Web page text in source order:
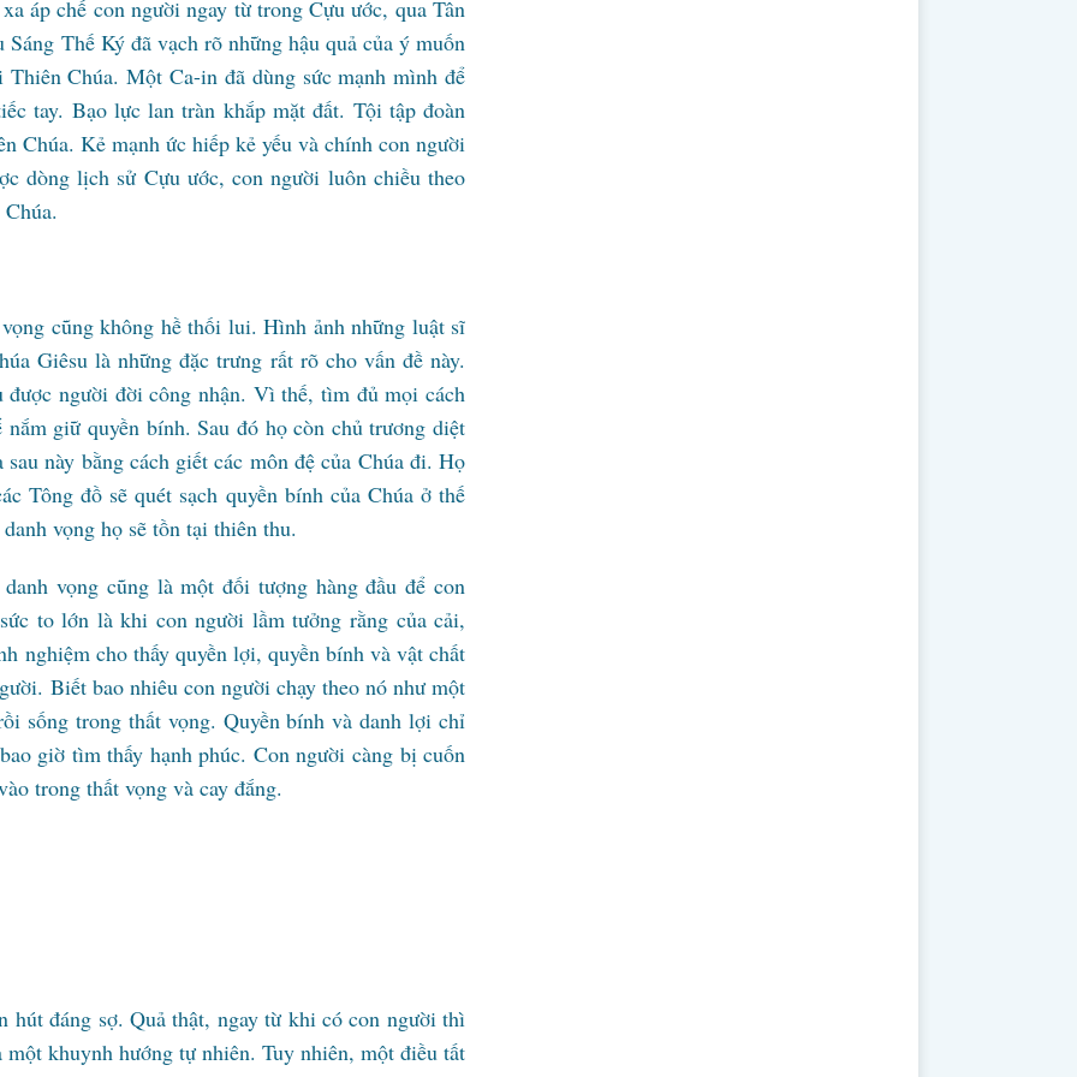
áp chế con người ngay từ trong Cựu ước, qua Tân
Sáng Thế Ký đã vạch rõ những hậu quả của ý muốn
Chúa. Một Ca-in đã dùng sức mạnh mình để
tay. Bạo lực lan tràn khắp mặt đất. Tội tập đoàn
Chúa. Kẻ mạnh ức hiếp kẻ yếu và chính con người
dòng lịch sử Cựu ước, con người luôn chiều theo
cũng không hề thối lui. Hình ảnh những luật sĩ
Giêsu là những đặc trưng rất rõ cho vấn đề này.
được người đời công nhận. Vì thế, tìm đủ mọi cách
giữ quyền bính. Sau đó họ còn chủ trương diệt
này bằng cách giết các môn đệ của Chúa đi. Họ
Tông đồ sẽ quét sạch quyền bính của Chúa ở thế
vọng họ sẽ tồn tại thiên thu.
vọng cũng là một đối tượng hàng đầu để con
to lớn là khi con người lầm tưởng rằng của cải,
nghiệm cho thấy quyền lợi, quyền bính và vật chất
Biết bao nhiêu con người chạy theo nó như một
sống trong thất vọng. Quyền bính và danh lợi chỉ
giờ tìm thấy hạnh phúc. Con người càng bị cuốn
trong thất vọng và cay đắng.
hút đáng sợ. Quả thật, ngay từ khi có con người thì
khuynh hướng tự nhiên. Tuy nhiên, một điều tất